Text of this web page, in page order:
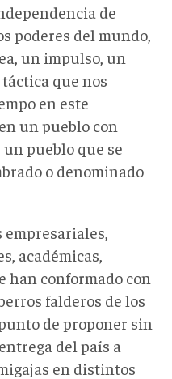
de
poderes del mundo,
un impulso, un
que nos
en este
un pueblo con
pueblo que se
o denominado
académicas,
han conformado con
falderos de los
de proponer sin
del país a
en distintos